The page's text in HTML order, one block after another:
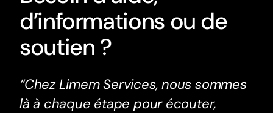
d’informations ou de
soutien ?
“Chez Limem Services, nous sommes
là à chaque étape pour écouter,